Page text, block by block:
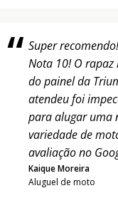
Super
Nota 10! O
do painel da
atendeu foi
para alugar uma
variedade de
avaliação no
Kaique Moreira
Aluguel de moto